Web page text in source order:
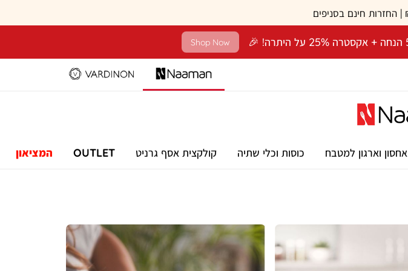
Shop Now
אחסון וארגון למטבח כוסות וכלי שתיה קולקצית אסף גרניט OUTLET המציאון